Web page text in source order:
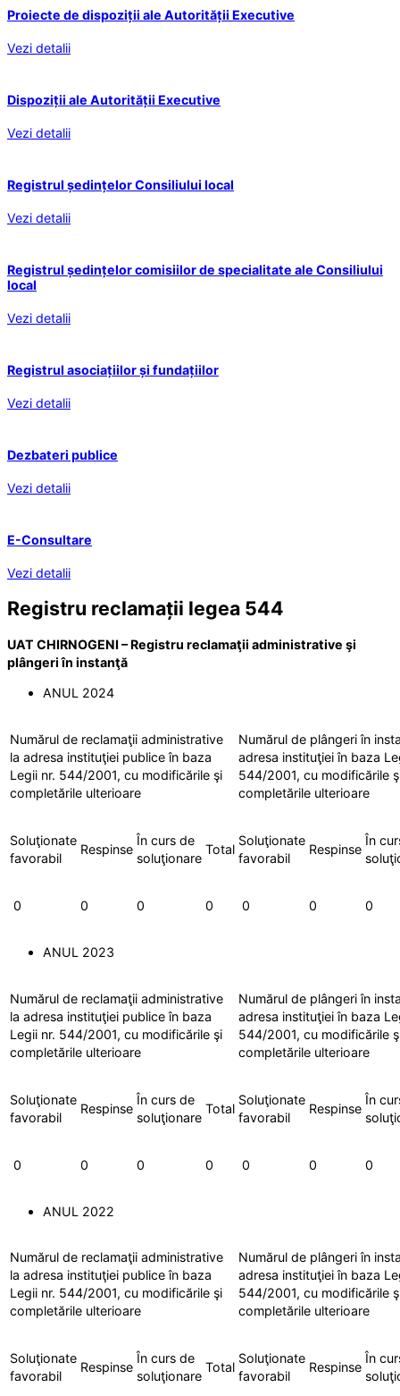
Proiecte de dispoziții ale Autorității Executive
Vezi detalii
Dispoziții ale Autorității Executive
Vezi detalii
Registrul ședințelor Consiliului local
Vezi detalii
Registrul ședințelor comisiilor de specialitate ale Consiliului
local
Vezi detalii
Registrul asociațiilor și fundațiilor
Vezi detalii
Dezbateri publice
Vezi detalii
E-Consultare
Vezi detalii
Registru reclamații legea 544
UAT CHIRNOGENI – Registru reclamaţii administrative şi
plângeri în instanţă
ANUL 2024
Numărul de reclamaţii administrative
la adresa instituţiei publice în baza
Legii nr. 544/2001, cu modificările şi
completările ulterioare
Numărul de plângeri în
adresa instituţiei în baza
544/2001, cu modificările
completările ulterioare
Soluţionate
favorabil
Respinse
În curs de
soluţionare
Total
Soluţionate
favorabil
Respinse
În
0 0 0 0 0 0 0
ANUL 2023
Numărul de reclamaţii administrative
la adresa instituţiei publice în baza
Legii nr. 544/2001, cu modificările şi
completările ulterioare
Numărul de plângeri în
adresa instituţiei în baza
544/2001, cu modificările
completările ulterioare
Soluţionate
favorabil
Respinse
În curs de
soluţionare
Total
Soluţionate
favorabil
Respinse
În
0 0 0 0 0 0 0
ANUL 2022
Numărul de reclamaţii administrative
la adresa instituţiei publice în baza
Legii nr. 544/2001, cu modificările şi
completările ulterioare
Numărul de plângeri în
adresa instituţiei în baza
544/2001, cu modificările
completările ulterioare
Soluţionate
favorabil
Respinse
În curs de
soluţionare
Total
Soluţionate
favorabil
Respinse
În